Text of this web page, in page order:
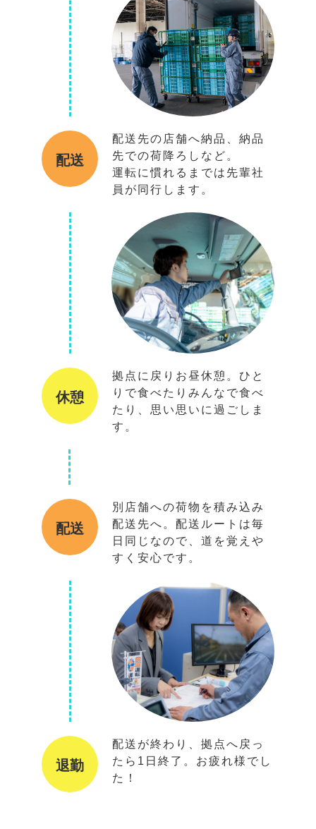
配送
配送先の店舗へ納品、納品
先での荷降ろしなど。
運転に慣れるまでは先輩社
員が同行します。
休憩
拠点に戻りお昼休憩。ひと
りで食べたりみんなで食べ
たり、思い思いに過ごしま
す。
配送
別店舗への荷物を積み込み
配送先へ。配送ルートは毎
日同じなので、道を覚えや
すく安心です。
退勤
配送が終わり、拠点へ戻っ
たら1日終了。お疲れ様でし
た！